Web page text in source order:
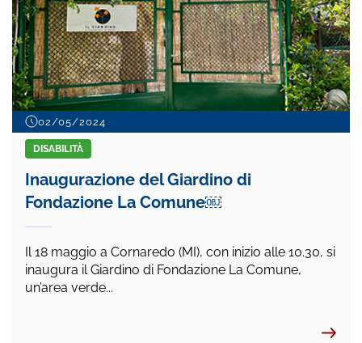
02/05/2024
DISABILITÀ
Inaugurazione del Giardino di
Fondazione La Comune￼
Il 18 maggio a Cornaredo (MI), con inizio alle 10.30, si
inaugura il Giardino di Fondazione La Comune,
un’area verde...